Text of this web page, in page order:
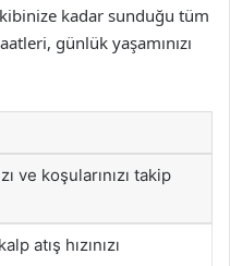
kadar sunduğu tüm
günlük yaşamınızı
ve koşularınızı takip
atış hızınızı